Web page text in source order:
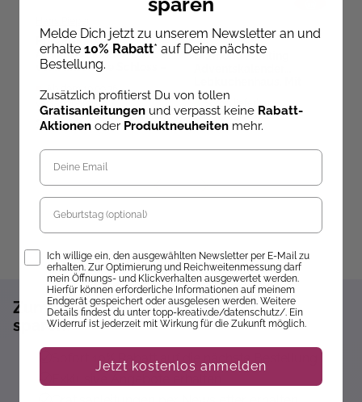
Puzzle-Rätsel-
Adventskalender: Das
verwunschene Schloss –
insgesamt 960 Teilen
Ab dem 10.09.26
versandbereit
34,99 €
Mimi Hecher
Diamond Painting
Material und Werkzeug
Sofort lieferbar
31,99 €
Zum Newsletter anmelden und 10%
sparen!*
Sofort 10% Rabatt auf die nächste Bestellung
Melde Dich jetzt zu unserem Newsletter an und
erhalte 10% Rabatt* auf Deine nächste
Bestellung.
Zusätzlich profitierst Du von tollen
Gratisanleitungen und verpasst keine Rabatt-
Aktionen oder Produktneuheiten mehr.
Geburtstag
Opt-InIch willige ein, den ausgewählten Newsletter per E-Mail zu
erhalten. Zur Optimierung und Reichweitenmessung darf
mein Öffnungs- und Klickverhalten ausgewertet werden.
Hierfür können erforderliche Informationen auf meinem
Endgerät gespeichert oder ausgelesen werden. Weitere
Details findest du unter topp-kreativ.de/datenschutz/. Ein
Widerruf ist jederzeit mit Wirkung für die Zukunft möglich.
Jetzt kostenlos anmelden